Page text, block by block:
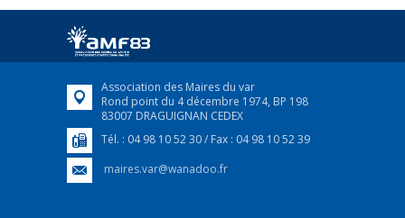
Afin d’accompagner au mieux les réfugiés
FEUILLETER
Association des Maires du var
Rond point du 4 décembre 1974, BP 198
83007 DRAGUIGNAN CEDEX
Tél. : 04 98 10 52 30 / Fax : 04 98 10 52 39
maires.var@wanadoo.fr